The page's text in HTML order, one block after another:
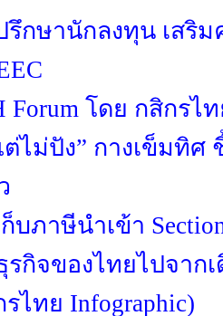
รึกษานักลงทุน เสริ
Forum โดย กสิกรไ
ไม่ปัง” กางเข็มทิศ
บภาษีนำเข้า
รกิจของไทยไปจาก
ไทย Infographic)